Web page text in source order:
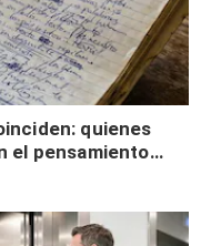
quienes
el pensamiento